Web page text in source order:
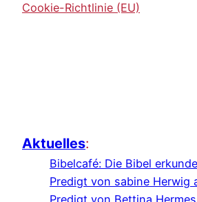
Cookie-Richtlinie (EU)
Aktuelles:
Bibelcafé: Die Bibel
Predigt von sabine Herwig